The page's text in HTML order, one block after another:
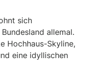
sich
allemal.
Hochhaus-Skyline,
eine idyllischen